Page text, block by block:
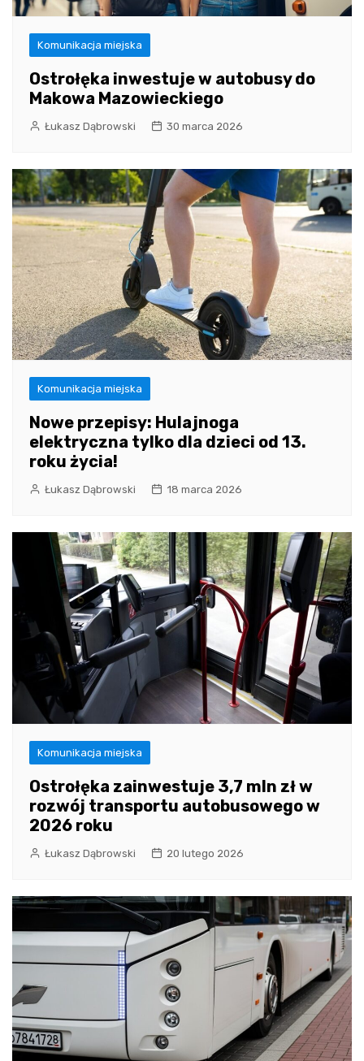
Komunikacja miejska
Ostrołęka inwestuje w autobusy do
Makowa Mazowieckiego
Łukasz Dąbrowski 30 marca 2026
Komunikacja miejska
Nowe przepisy: Hulajnoga
elektryczna tylko dla dzieci od 13.
roku życia!
Łukasz Dąbrowski 18 marca 2026
Komunikacja miejska
Ostrołęka zainwestuje 3,7 mln zł w
rozwój transportu autobusowego w
2026 roku
Łukasz Dąbrowski 20 lutego 2026